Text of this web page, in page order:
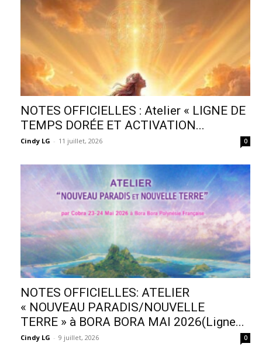
NOTES OFFICIELLES : Atelier « LIGNE DE
TEMPS DORÉE ET ACTIVATION...
Cindy LG - 11 juillet, 2026 0
NOTES OFFICIELLES: ATELIER
« NOUVEAU PARADIS/NOUVELLE
TERRE » à BORA BORA MAI 2026(Ligne...
Cindy LG - 9 juillet, 2026 0